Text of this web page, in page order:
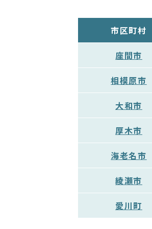
市区町村
座間市
相模原市
大和市
厚木市
海老名市
綾瀬市
愛川町